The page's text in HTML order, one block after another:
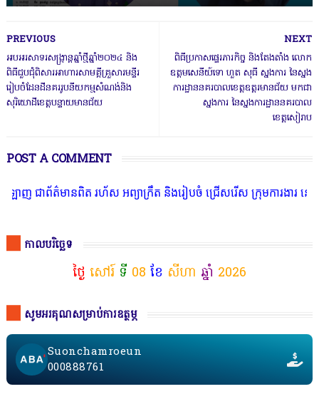
NEXT
ពិធីប្រកាសផ្ទេរភារកិច្ច និងតែងតាំង លោក
ឧត្តមសេនីយ៍ទោ ហួត សុធី ស្នងការ នៃស្នង
ការដ្ឋាននគរបាលខេត្តឧត្តរមានជ័យ មកជា
ស្នងការ នៃស្នងការដ្ឋាននគរបាល
ខេត្តសៀរាប
PREVIOUS
អបអរសាទរសង្ក្រាន្តឆ្នាំថ្មីឆ្នាំ២០២៤ និង
ពិធីជួបជុំពិសារអាហារសាមគ្គីគ្រួសារមន្ទីរ
រៀបចំដែនដីនគររូបនីយកម្មសំណង់និង
សុរិយោដីខេត្តបន្ទាយមានជ័យ
POST A COMMENT
ានពិត រហ័ស អព្យាក្រឹត និងរៀបចំ ជ្រើសរើស ក្រុមការងារ នៅតាមបណ្ត
កាលបរិច្ឆេទ
ថ្ងៃ សៅរ៍ទី 08 ខែ សីហា ឆ្នាំ 2026
សូមអរគុណសម្រាប់ការឧត្ថម្ភ
Suonchamroeun
000888761